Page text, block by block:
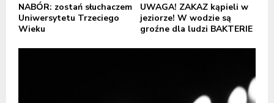
NABÓR: zostań słuchaczem
Uniwersytetu Trzeciego
Wieku
UWAGA! ZAKAZ kąpieli w
jeziorze! W wodzie są
groźne dla ludzi BAKTERIE